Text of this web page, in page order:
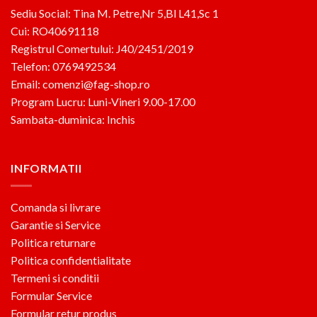
Sediu Social: Tina M. Petre,Nr 5,Bl L41,Sc 1
Cui: RO40691118
Registrul Comertului: J40/2451/2019
Telefon: 0769492534
Email: comenzi@fag-shop.ro
Program Lucru: Luni-Vineri 9.00-17.00
Sambata-duminica: Inchis
INFORMATII
Comanda si livrare
Garantie si Service
Politica returnare
Politica confidentialitate
Termeni si conditii
Formular Service
Formular retur produs